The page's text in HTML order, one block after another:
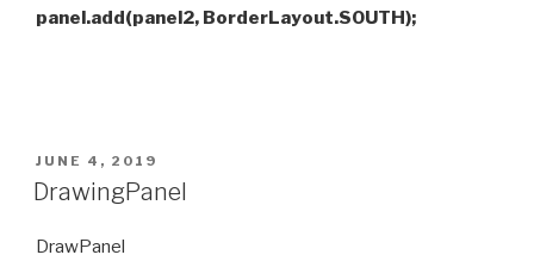
panel.add(panel2, BorderLayout.SOUTH);
POSTED
ON
JUNE 4, 2019
DrawingPanel
DrawPanel